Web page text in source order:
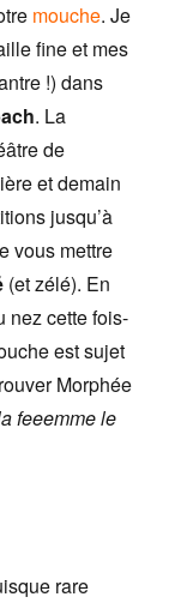
mouche. Je
fine et mes
!) dans
. La
de
et demain
jusqu’à
vous mettre
(et zélé). En
nez cette fois-
est sujet
Morphée
feeemme le
rare